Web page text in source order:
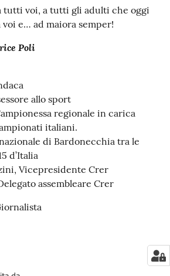
tutti voi, a tutti gli adulti che oggi
e… ad maiora semper!
Poli
allo sport
regionale in carica
italiani.
di Bardonecchia tra le
d’Italia
Vicepresidente Crer
assembleare Crer